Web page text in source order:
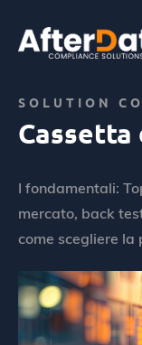
content
SOLUTION
I fondamentali:
mercato, back
come scegliere la